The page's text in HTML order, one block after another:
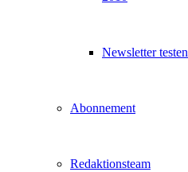
Newsletter testen
Abonnement
Redaktionsteam